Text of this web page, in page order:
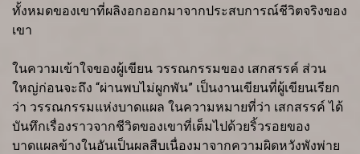
ทั้งหมดของเขาที่ผลิงอกออกมาจากประสบการณ์ชีวิตจริงของ
เขา
ในความเข้าใจของผู้เขียน วรรณกรรมของ เสกสรรค์ ส่วน
ใหญ่ก่อนจะถึง “ผ่านพบไม่ผูกพัน” เป็นงานเขียนที่ผู้เขียนเรียก
ว่า วรรณกรรมแห่งบาดแผล ในความหมายที่ว่า เสกสรรค์ ได้
บันทึกเรื่องราวจากชีวิตของเขาที่เต็มไปด้วยริ้วรอยของ
บาดแผลข้างในอันเป็นผลสืบเนื่องมาจากความผิดหวังพังพ่าย